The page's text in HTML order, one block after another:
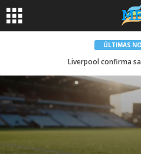
ÚLTIMAS
Liverpool confirma